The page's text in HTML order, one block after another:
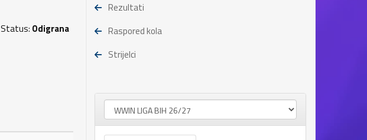
Status: Odigrana
Rezultati
Raspored kola
Strijelci